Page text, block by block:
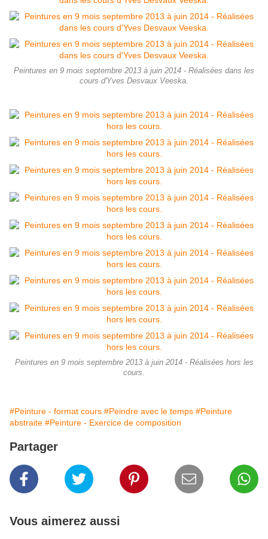
Peintures en 9 mois septembre 2013 à juin 2014 - Réalisées dans les
cours d'Yves Desvaux Veeska.
Peintures en 9 mois septembre 2013 à juin 2014 - Réalisées hors les
cours.
#Peinture - format cours #Peindre avec le temps #Peinture
abstraite #Peinture - Exercice de composition
Partager
Vous aimerez aussi